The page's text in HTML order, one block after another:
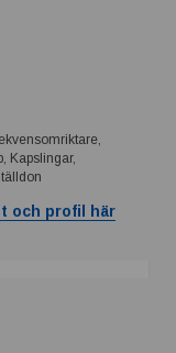
Kapslingar,
och profil här